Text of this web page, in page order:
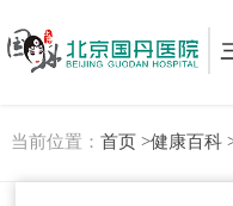
当前位置： 首页 >健康百科